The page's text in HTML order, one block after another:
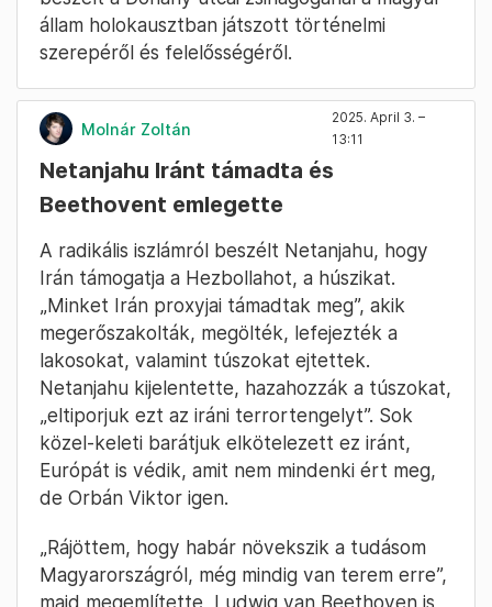
állam holokausztban játszott történelmi
szerepéről és felelősségéről.
Molnár Zoltán
2025. April 3. –
13:11
Netanjahu Iránt támadta és
Beethovent emlegette
A radikális iszlámról beszélt Netanjahu, hogy
Irán támogatja a Hezbollahot, a húszikat.
„Minket Irán proxyjai támadtak meg”, akik
megerőszakolták, megölték, lefejezték a
lakosokat, valamint túszokat ejtettek.
Netanjahu kijelentette, hazahozzák a túszokat,
„eltiporjuk ezt az iráni terrortengelyt”. Sok
közel-keleti barátjuk elkötelezett ez iránt,
Európát is védik, amit nem mindenki ért meg,
de Orbán Viktor igen.
„Rájöttem, hogy habár növekszik a tudásom
Magyarországról, még mindig van terem erre”,
majd megemlítette, Ludwig van Beethoven is